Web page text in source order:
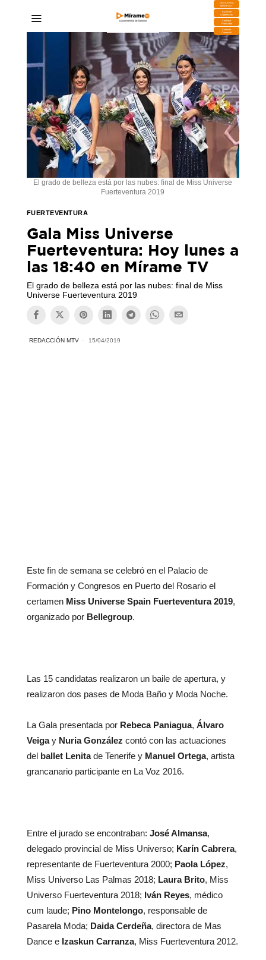
DESCARGA
MIRAPLAY
Buzón de
Sugerencias
Contratar
Publicidad
Contacto
Comercial
El grado de belleza está por las nubes: final de Miss Universe
Fuerteventura 2019
FUERTEVENTURA
Gala Miss Universe
Fuerteventura: Hoy lunes a
las 18:40 en Mírame TV
El grado de belleza está por las nubes: final de Miss
Universe Fuerteventura 2019
REDACCIÓN MTV 15/04/2019
Este fin de semana se celebró en el Palacio de
Formación y Congresos en Puerto del Rosario el
certamen Miss Universe Spain Fuerteventura 2019,
organizado por Bellegroup.
Las 15 candidatas realizaron un baile de apertura, y
realizaron dos pases de Moda Baño y Moda Noche.
La Gala presentada por Rebeca Paniagua, Álvaro
Veigay Nuria González contó con las actuaciones
del ballet Lenita de Tenerife y Manuel Ortega, artista
grancanario participante en La Voz 2016.
Entre el jurado se encontraban: José Almansa,
delegado provincial de Miss Universo; Karín Cabrera,
representante de Fuerteventura 2000; Paola López,
Miss Universo Las Palmas 2018; Laura Brito, Miss
Universo Fuerteventura 2018; Iván Reyes, médico
cum laude; Pino Montelongo, responsable de
Pasarela Moda; Daida Cerdeña, directora de Mas
Dance e Izaskun Carranza, Miss Fuerteventura 2012.